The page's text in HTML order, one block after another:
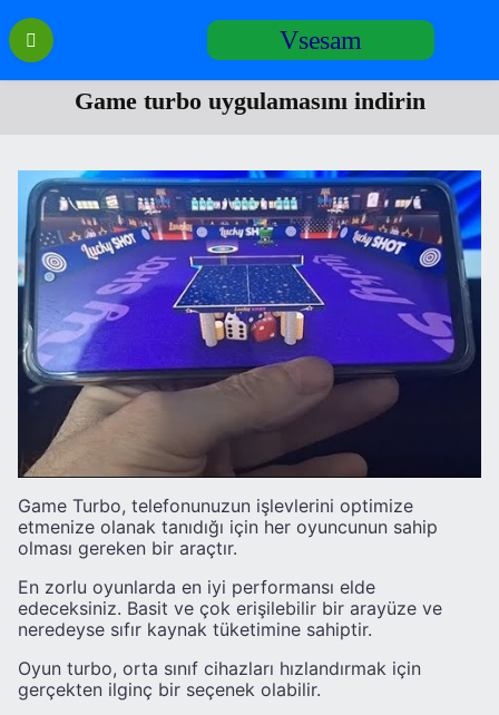
Перейти
содержанию
Vsesam
Game turbo uygulamasını indirin
Game Turbo, telefonunuzun işlevlerini optimize
etmenize olanak tanıdığı için her oyuncunun sahip
olması gereken bir araçtır.
En zorlu oyunlarda en iyi performansı elde
edeceksiniz. Basit ve çok erişilebilir bir arayüze ve
neredeyse sıfır kaynak tüketimine sahiptir.
Oyun turbo, orta sınıf cihazları hızlandırmak için
gerçekten ilginç bir seçenek olabilir.